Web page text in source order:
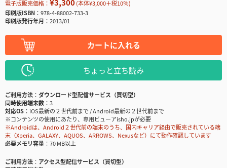
電子版販売価格： ¥3,300(本体¥3,000＋税10％)
印刷版ISBN
978-4-88002-733-3
印刷版発行年月
2013/01
カートに入れる
ちょっと立ち読み
ご利用方法
ダウンロード型配信サービス（買切型）
同時使用端末数
3
対応OS
iOS最新の２世代前まで / Android最新の２世代前まで
※コンテンツの使用にあたり、専用ビューアisho.jpが必要
※Androidは、Android２世代前の端末のうち、国内キャリア経由で販売されている端
末（Xperia、GALAXY、AQUOS、ARROWS、Nexusなど）にて動作確認しています
必要メモリ容量
70 MB以上
ご利用方法
アクセス型配信サービス（買切型）